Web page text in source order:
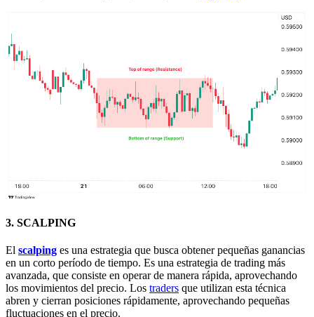
3. SCALPING
El scalping es una estrategia que busca obtener pequeñas ganancias
en un corto período de tiempo. Es una estrategia de trading más
avanzada, que consiste en operar de manera rápida, aprovechando
los movimientos del precio. Los traders que utilizan esta técnica
abren y cierran posiciones rápidamente, aprovechando pequeñas
fluctuaciones en el precio.